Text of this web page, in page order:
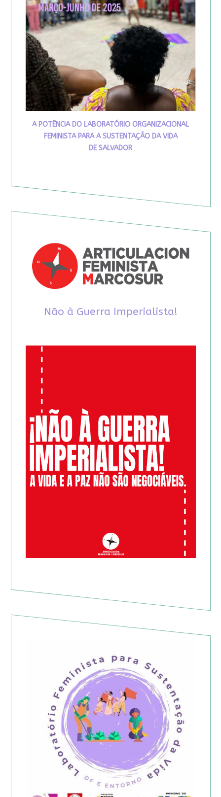
A POTÊNCIA DO LABORATÓRIO ORGANIZACIONAL
FEMINISTA PARA A SUSTENTAÇÃO DA VIDA
DE SALVADOR
Não à Guerra Imperialista!